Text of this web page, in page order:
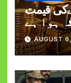
قیمت
ہوا ہے
AUGUST